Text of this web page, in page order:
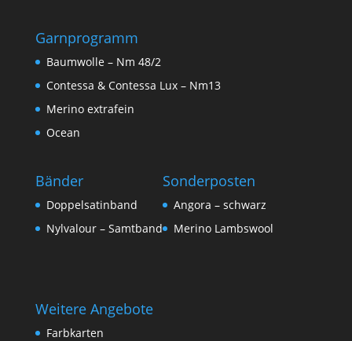
Garnprogramm
Baumwolle – Nm 48/2
Contessa & Contessa Lux – Nm13
Merino extrafein
Ocean
Bänder
Doppelsatinband
Nylvalour – Samtband
Sonderposten
Angora – schwarz
Merino Lambswool
Weitere Angebote
Farbkarten